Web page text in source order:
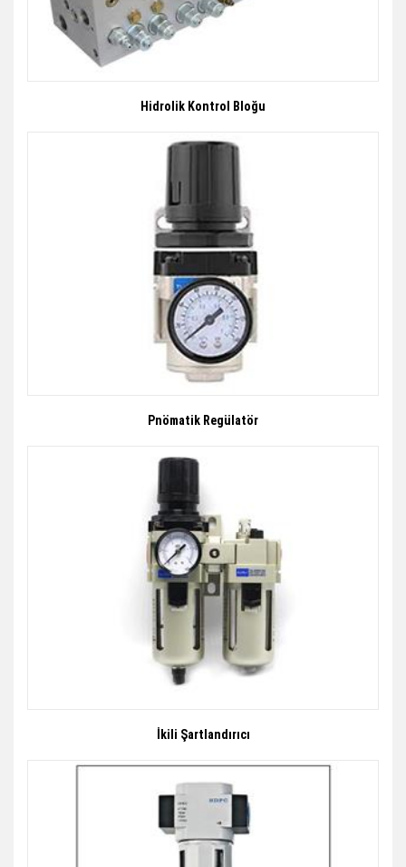
Hidrolik Kontrol Bloğu
Pnömatik Regülatör
İkili Şartlandırıcı